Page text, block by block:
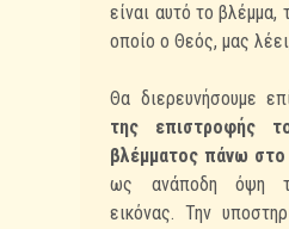
είναι αυτό το βλέμμα,
οποίο ο Θεός, μας
Θα διερευνήσουμε
της επιστροφής
βλέμματος πάνω
ως ανάποδη όψη
εικόνας. Την